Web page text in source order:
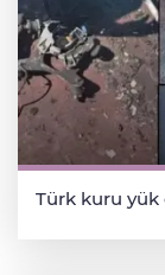
Türk kuru yük